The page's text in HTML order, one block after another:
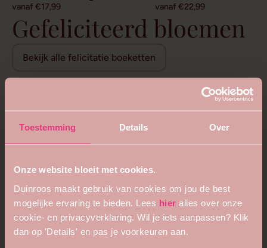
Toestemming Details Over
Onze website bloeit met cookies.
Duinroos maakt gebruik van cookies om jou de best
mogelijke ervaring te bieden. Lees hier alles over onze
cookie- en privacyverklaring. Wil je iets aanpassen? Klik
dan op 'Details' en pas je voorkeuren aan.
vanaf €17,99 vanaf €22,99
Gefeliciteerd bloemen
Bekijk alle felicitatie boeketten
5